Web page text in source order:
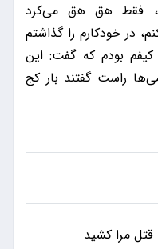
فقط هق هق می‌کرد
در خودکارم را گذاشتم
بودم که گفت: این
راست گفتند بار کج
قتل مرا کشید